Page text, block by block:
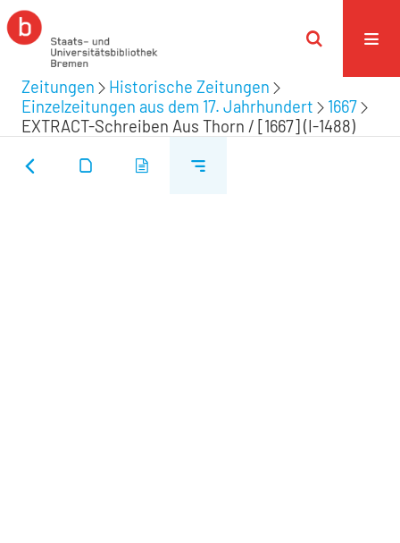
Zeitungen
Historische Zeitungen
Einzelzeitungen aus dem 17. Jahrhundert
1667
EXTRACT-Schreiben Aus Thorn / [1667] (I-1488)